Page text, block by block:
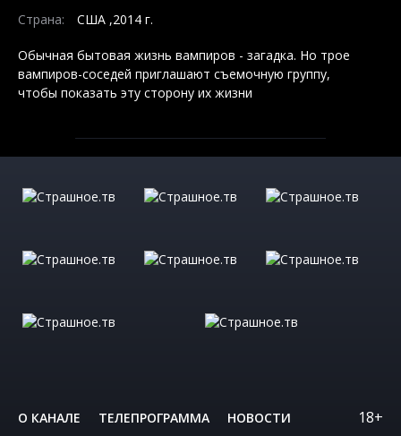
Страна: США ,2014 г.
Обычная бытовая жизнь вампиров - загадка. Но трое
вампиров-соседей приглашают съемочную группу,
чтобы показать эту сторону их жизни
О КАНАЛЕ ТЕЛЕПРОГРАММА НОВОСТИ 18+